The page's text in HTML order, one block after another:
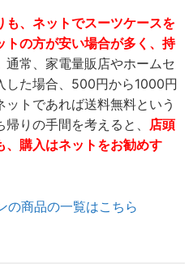
も、ネットでスーツケースを
トの方が安い場合が多く、持
通常、家電量販店やホームセ
した場合、500円から1000円
トであれば送料無料という
りの手間を考えると、 店頭
、購入はネットをお勧めす
の商品の一覧はこちら